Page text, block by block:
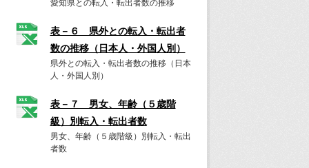
表－６ 県外との転入・転出者
数の推移（日本人・外国人別）
県外との転入・転出者数の推移（日本
人・外国人別）
表－７ 男女、年齢（５歳階
級）別転入・転出者数
男女、年齢（５歳階級）別転入・転出
者数